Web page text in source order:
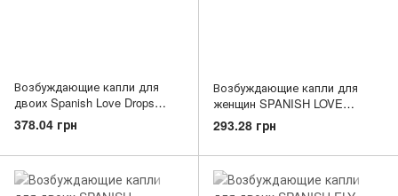
Возбуждающие капли для
двоих Spanish Love Drops
Secrets ( 30 ml )
378.04 грн
Возбуждающие капли для
женщин SPANISH LOVE
DROPS LAVETRA ( 15 ml )
293.28 грн